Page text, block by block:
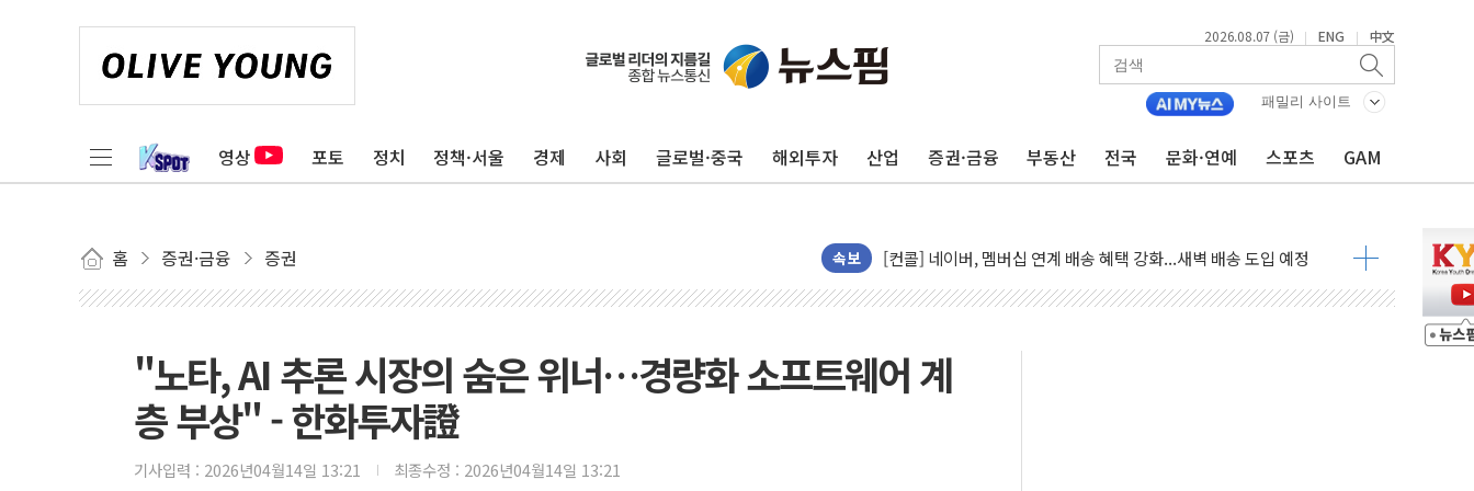
2026.08.07 (금) | ENG | 中文
패밀리 사이트
영상 포토 정치 정책·서울 경제 사회 글로벌·중국 해외투자 산업 증권·금융 부동산 전국 문화·연예 스포츠 GAM
홈 증권·금융 증권 속보
AIA그룹, 12년 연속 MDRT 회원 수 세계 1위…국내 회원 34% 증가
[컨콜] 네이버 AI탭, 올해 안으로 부동산과 건강까지 영역 확장 예정
HDC랩스, 'BUILD CON SUMMIT 2026' 참가
배준영 의원 "거주 사용 형태에 따른 중과세는 과세 원칙 어긋나"
[컨콜] 네이버, AI탭 월간 활성 이용자수 1000만 돌파
"노타, AI 추론 시장의 숨은 위너…경량화 소프트웨어 계
층 부상" - 한화투자證
기사입력 : 2026년04월14일 13:21 최종수정 : 2026년04월14일 13:21